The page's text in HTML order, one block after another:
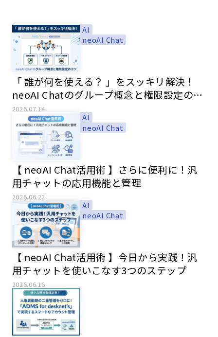
AI
neoAI Chat
「 誰が何を使える？ 」をスッキリ解決！
neoAI Chatのグループ概念と権限設定のコ
ツ
2026.07.14
AI
neoAI Chat
【 neoAI Chat活用術 】さらに便利に！汎
用チャットの応用機能と管理
2026.06.22
AI
neoAI Chat
【 neoAI Chat活用術 】今日から実践！汎
用チャットを使いこなす3つのステップ
2026.06.16